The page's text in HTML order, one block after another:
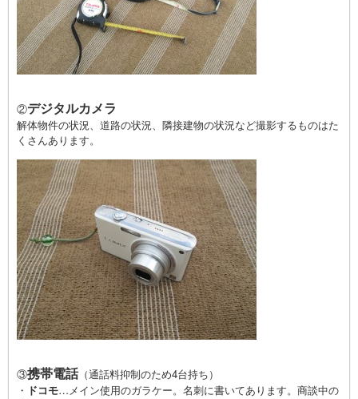
②デジタルカメラ
解体物件の状況、道路の状況、隣接建物の状況など撮影するものはた
くさんあります。
③携帯電話（通話料抑制のため4台持ち）
・ ドコモ…メイン使用のガラケー。名刺に書いてあります。商談中の